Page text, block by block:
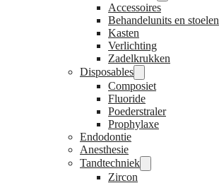
Accessoires
Behandelunits en stoelen
Kasten
Verlichting
Zadelkrukken
Disposables
Composiet
Fluoride
Poederstraler
Prophylaxe
Endodontie
Anesthesie
Tandtechniek
Zircon